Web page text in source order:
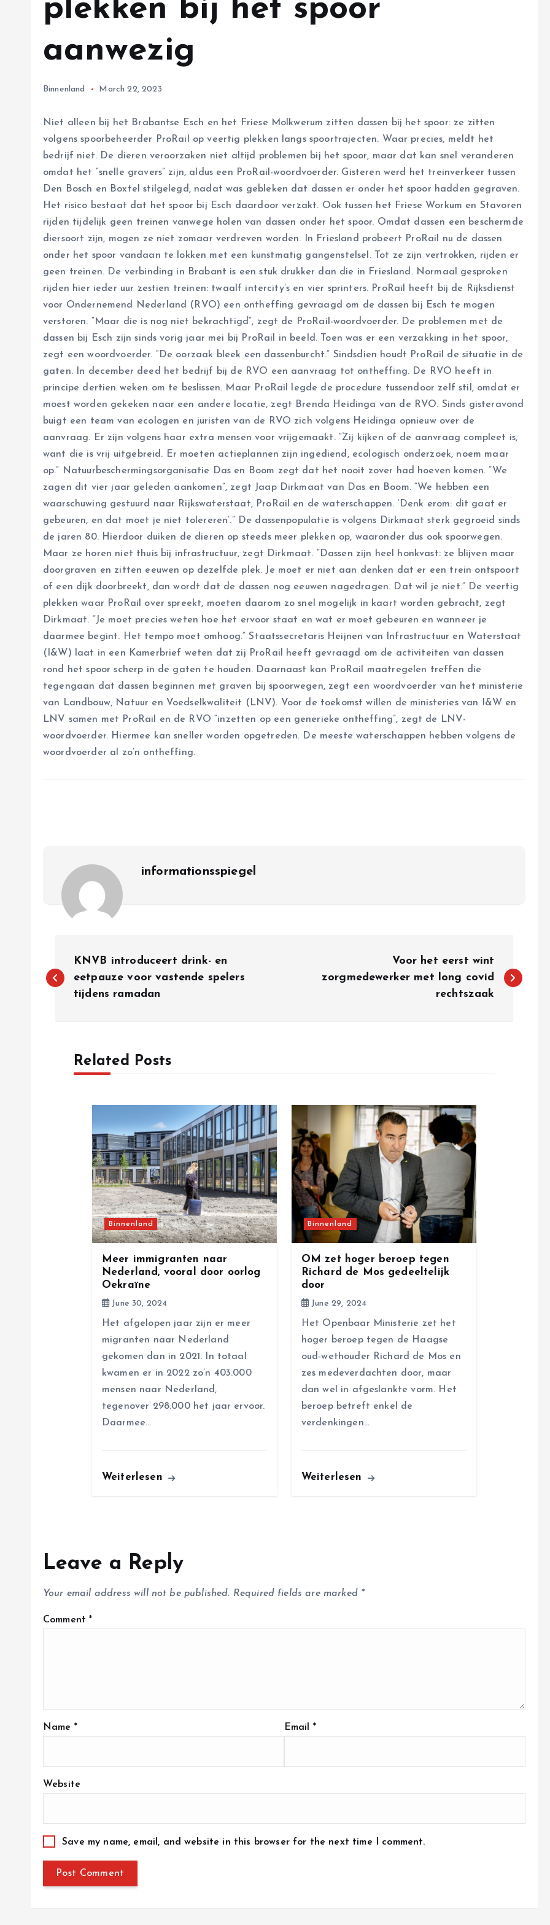
plekken bij het spoor
aanwezig
Binnenland March 22, 2023
Niet alleen bij het Brabantse Esch en het Friese Molkwerum zitten dassen bij het spoor: ze zitten
volgens spoorbeheerder ProRail op veertig plekken langs spoortrajecten. Waar precies, meldt het
bedrijf niet. De dieren veroorzaken niet altijd problemen bij het spoor, maar dat kan snel veranderen
omdat het “snelle gravers” zijn, aldus een ProRail-woordvoerder. Gisteren werd het treinverkeer tussen
Den Bosch en Boxtel stilgelegd, nadat was gebleken dat dassen er onder het spoor hadden gegraven.
Het risico bestaat dat het spoor bij Esch daardoor verzakt. Ook tussen het Friese Workum en Stavoren
rijden tijdelijk geen treinen vanwege holen van dassen onder het spoor. Omdat dassen een beschermde
diersoort zijn, mogen ze niet zomaar verdreven worden. In Friesland probeert ProRail nu de dassen
onder het spoor vandaan te lokken met een kunstmatig gangenstelsel. Tot ze zijn vertrokken, rijden er
geen treinen. De verbinding in Brabant is een stuk drukker dan die in Friesland. Normaal gesproken
rijden hier ieder uur zestien treinen: twaalf intercity’s en vier sprinters. ProRail heeft bij de Rijksdienst
voor Ondernemend Nederland (RVO) een ontheffing gevraagd om de dassen bij Esch te mogen
verstoren. “Maar die is nog niet bekrachtigd”, zegt de ProRail-woordvoerder. De problemen met de
dassen bij Esch zijn sinds vorig jaar mei bij ProRail in beeld. Toen was er een verzakking in het spoor,
zegt een woordvoerder. “De oorzaak bleek een dassenburcht.” Sindsdien houdt ProRail de situatie in de
gaten. In december deed het bedrijf bij de RVO een aanvraag tot ontheffing. De RVO heeft in
principe dertien weken om te beslissen. Maar ProRail legde de procedure tussendoor zelf stil, omdat er
moest worden gekeken naar een andere locatie, zegt Brenda Heidinga van de RVO. Sinds gisteravond
buigt een team van ecologen en juristen van de RVO zich volgens Heidinga opnieuw over de
aanvraag. Er zijn volgens haar extra mensen voor vrijgemaakt. “Zij kijken of de aanvraag compleet is,
want die is vrij uitgebreid. Er moeten actieplannen zijn ingediend, ecologisch onderzoek, noem maar
op.” Natuurbeschermingsorganisatie Das en Boom zegt dat het nooit zover had hoeven komen. “We
zagen dit vier jaar geleden aankomen”, zegt Jaap Dirkmaat van Das en Boom. “We hebben een
waarschuwing gestuurd naar Rijkswaterstaat, ProRail en de waterschappen. ‘Denk erom: dit gaat er
gebeuren, en dat moet je niet tolereren’.” De dassenpopulatie is volgens Dirkmaat sterk gegroeid sinds
de jaren 80. Hierdoor duiken de dieren op steeds meer plekken op, waaronder dus ook spoorwegen.
Maar ze horen niet thuis bij infrastructuur, zegt Dirkmaat. “Dassen zijn heel honkvast: ze blijven maar
doorgraven en zitten eeuwen op dezelfde plek. Je moet er niet aan denken dat er een trein ontspoort
of een dijk doorbreekt, dan wordt dat de dassen nog eeuwen nagedragen. Dat wil je niet.” De veertig
plekken waar ProRail over spreekt, moeten daarom zo snel mogelijk in kaart worden gebracht, zegt
Dirkmaat. “Je moet precies weten hoe het ervoor staat en wat er moet gebeuren en wanneer je
daarmee begint. Het tempo moet omhoog.” Staatssecretaris Heijnen van Infrastructuur en Waterstaat
(I&W) laat in een Kamerbrief weten dat zij ProRail heeft gevraagd om de activiteiten van dassen
rond het spoor scherp in de gaten te houden. Daarnaast kan ProRail maatregelen treffen die
tegengaan dat dassen beginnen met graven bij spoorwegen, zegt een woordvoerder van het ministerie
van Landbouw, Natuur en Voedselkwaliteit (LNV). Voor de toekomst willen de ministeries van I&W en
LNV samen met ProRail en de RVO “inzetten op een generieke ontheffing”, zegt de LNV-
woordvoerder. Hiermee kan sneller worden opgetreden. De meeste waterschappen hebben volgens de
woordvoerder al zo’n ontheffing.
informationsspiegel
o
KNVB introduceert drink- en
eetpauze voor vastende spelers
tijdens ramadan
Voor het eerst wint
zorgmedewerker met long covid
rechtszaak
Related Posts
Binnenland
Meer immigranten naar
Nederland, vooral door oorlog
Oekraïne
June 30, 2024
Het afgelopen jaar zijn er meer
migranten naar Nederland
gekomen dan in 2021. In totaal
kwamen er in 2022 zo’n 403.000
mensen naar Nederland,
tegenover 298.000 het jaar ervoor.
Daarmee…
Weiterlesen
Binnenland
OM zet hoger beroep tegen
Richard de Mos gedeeltelijk
door
June 29, 2024
Het Openbaar Ministerie zet het
hoger beroep tegen de Haagse
oud-wethouder Richard de Mos en
zes medeverdachten door, maar
dan wel in afgeslankte vorm. Het
beroep betreft enkel de
verdenkingen…
Weiterlesen
Leave a Reply
Your email address will not be published. Required fields are marked *
Comment*
Name * Email *
Website
Save my name, email, and website in this browser for the next time I comment.